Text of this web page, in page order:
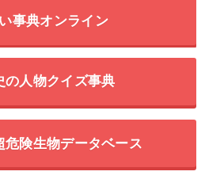
事典オンライン
の人物クイズ事典
危険生物データベース